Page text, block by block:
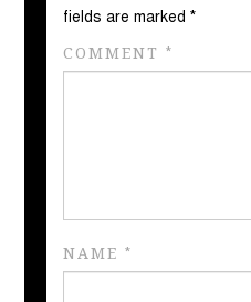
fields are marked*
COMMENT*
NAME*